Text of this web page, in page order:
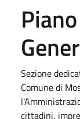
Sezione
Comune di
cittadini,